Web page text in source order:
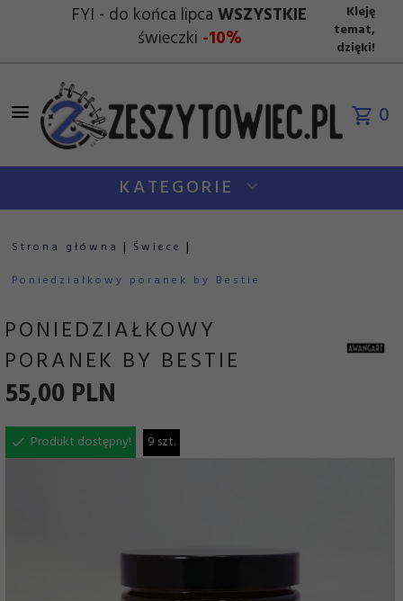
FYI - do końca lipcaWSZYSTKIE
świeczki -10%
Kleję
temat,
dzięki!
0
KATEGORIE
Strona główna
Świece
Poniedziałkowy poranek by Bestie
PONIEDZIAŁKOWY
PORANEK BY BESTIE
55,00 PLN
Produkt dostępny! 9 szt.